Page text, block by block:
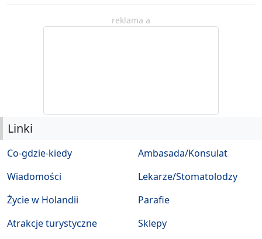
reklama a
Linki
Co-gdzie-kiedy
Wiadomości
Życie w Holandii
Atrakcje turystyczne
Ambasada/Konsulat
Lekarze/Stomatolodzy
Parafie
Sklepy